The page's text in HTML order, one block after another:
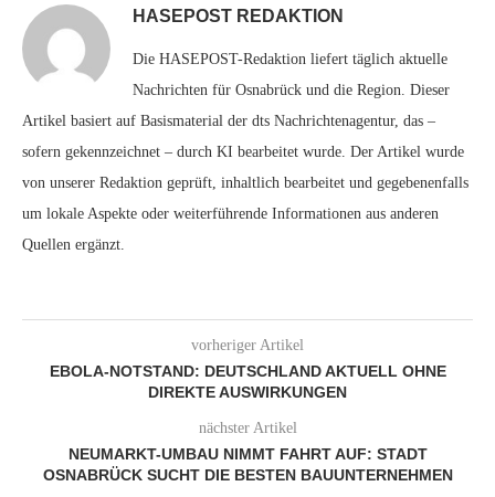
HASEPOST REDAKTION
Die HASEPOST-Redaktion liefert täglich aktuelle
Nachrichten für Osnabrück und die Region. Dieser
Artikel basiert auf Basismaterial der dts Nachrichtenagentur, das –
sofern gekennzeichnet – durch KI bearbeitet wurde. Der Artikel wurde
von unserer Redaktion geprüft, inhaltlich bearbeitet und gegebenenfalls
um lokale Aspekte oder weiterführende Informationen aus anderen
Quellen ergänzt.
vorheriger Artikel
EBOLA-NOTSTAND: DEUTSCHLAND AKTUELL OHNE
DIREKTE AUSWIRKUNGEN
nächster Artikel
NEUMARKT-UMBAU NIMMT FAHRT AUF: STADT
OSNABRÜCK SUCHT DIE BESTEN BAUUNTERNEHMEN